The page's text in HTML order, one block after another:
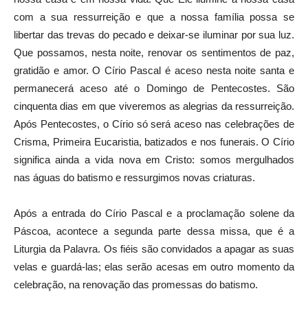
com a sua ressurreição e que a nossa família possa se
libertar das trevas do pecado e deixar-se iluminar por sua luz.
Que possamos, nesta noite, renovar os sentimentos de paz,
gratidão e amor. O Círio Pascal é aceso nesta noite santa e
permanecerá aceso até o Domingo de Pentecostes. São
cinquenta dias em que viveremos as alegrias da ressurreição.
Após Pentecostes, o Círio só será aceso nas celebrações de
Crisma, Primeira Eucaristia, batizados e nos funerais. O Círio
significa ainda a vida nova em Cristo: somos mergulhados
nas águas do batismo e ressurgimos novas criaturas.
Após a entrada do Círio Pascal e a proclamação solene da
Páscoa, acontece a segunda parte dessa missa, que é a
Liturgia da Palavra. Os fiéis são convidados a apagar as suas
velas e guardá-las; elas serão acesas em outro momento da
celebração, na renovação das promessas do batismo.